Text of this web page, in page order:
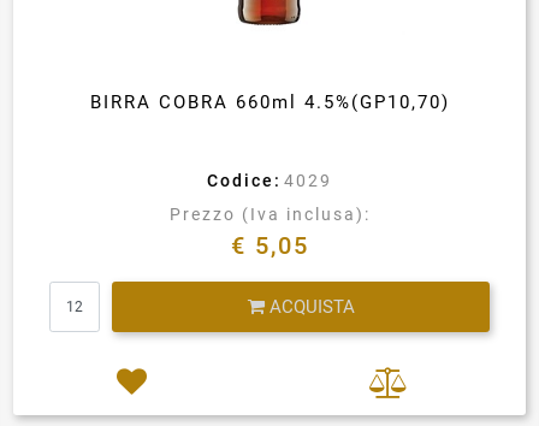
BIRRA COBRA 660ml 4.5%(GP10,70)
Codice: 4029
Prezzo (Iva inclusa):
€ 5,05
ACQUISTA